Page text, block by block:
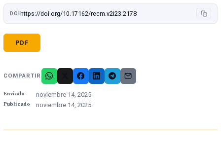
DOI https://doi.org/10.17162/recm.v2i23.2178
PDF
COMPARTIR
Enviado noviembre 14, 2025
Publicado noviembre 14, 2025